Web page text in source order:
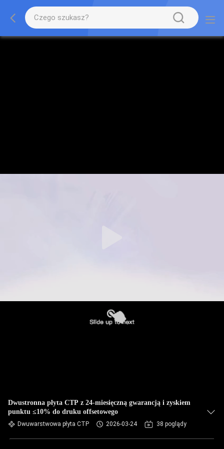
Dwustronna płyta CTP z 24-miesięczną gwarancją i zyskiem
punktu ≤10% do druku offsetowego
Dwuwarstwowa płyta CTP 2026-03-24 38 poglądy